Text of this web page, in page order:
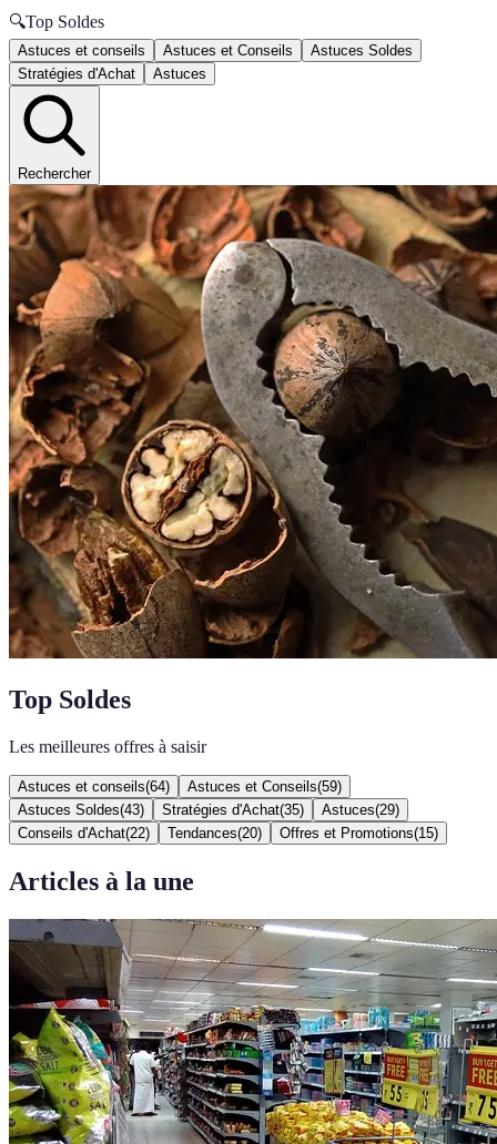
🔍Top Soldes
Astuces et conseils Astuces et Conseils
Astuces Soldes
Stratégies d'Achat
Astuces
Rechercher
Top Soldes
Les meilleures offres à saisir
Astuces et conseils(64) Astuces et Conseils(59)
Astuces Soldes(43) Stratégies d'Achat(35) Astuces(29)
Conseils d'Achat(22) Tendances(20) Offres et Promotions(15)
Articles à la une